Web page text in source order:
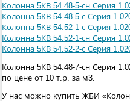
Колонна 5КВ 54.48-5-сн Серия
Колонна 5КВ 54.48-5-с Серия
Колонна 5КВ 54.52-1-с Серия
Колонна 5КВ 54.52-1-сн Серия
Колонна 5КВ 54.52-2-с Серия
Колонна 5КВ 54.48-7-сн Серия
по цене от 10 т.р. за м3.
У нас можно купить ЖБИ